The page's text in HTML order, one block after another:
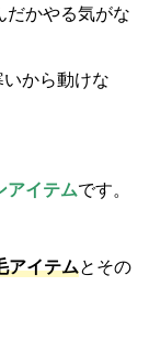
だかやる気がな
から動けな
アイテムです。
アイテムとその